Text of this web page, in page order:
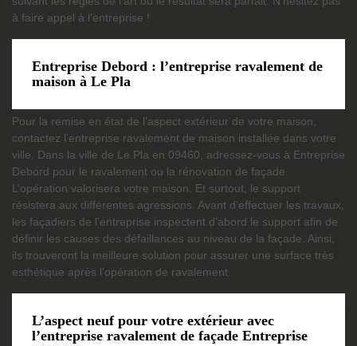
à faire appel à l’entreprise !
Entreprise Debord : l’entreprise ravalement de
maison à Le Pla
Pour la remise en état de l’aspect extérieur de votre maison,
contactez l’entreprise ravalement de maison installée dans votre
ville. Dans la ville de Le Pla en 09460, adressez-vous à Entreprise
Debord pour le ravalement ou la rénovation de façade.
L’opération valorisera votre maison. Et surtout, le support
résistera aux différentes agressions. Avant d’effectuer les travaux,
les façadiers de l’entreprise inspectent d’abord le support afin de
définir les causes des défaillances au niveau de la façade. Ainsi,
ils trouveront la meilleure solution pour assurer une surface très
esthétique après l’opération de ravalement.
L’aspect neuf pour votre extérieur avec
l’entreprise ravalement de façade Entreprise